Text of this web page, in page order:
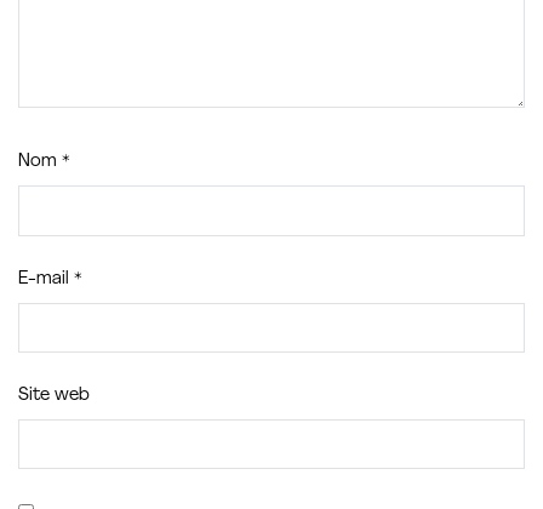
Nom *
E-mail *
Site web